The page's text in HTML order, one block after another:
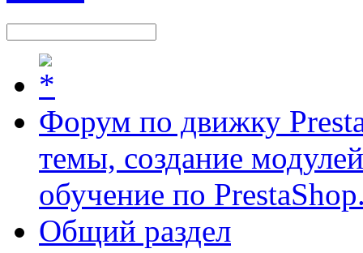
Форум по движку
темы, создание
обучение по
Общий раздел